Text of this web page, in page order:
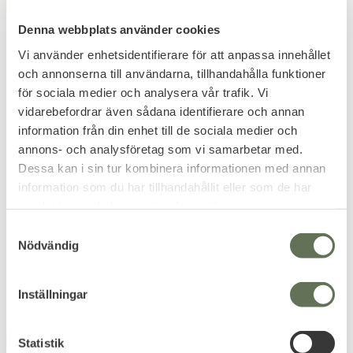
Denna webbplats använder cookies
Vi använder enhetsidentifierare för att anpassa innehållet
och annonserna till användarna, tillhandahålla funktioner
för sociala medier och analysera vår trafik. Vi
vidarebefordrar även sådana identifierare och annan
information från din enhet till de sociala medier och
annons- och analysföretag som vi samarbetar med.
Dessa kan i sin tur kombinera informationen med annan
information som du har tillhandahållit eller som de har
Nödvändig
Inställningar
Statistik
Add to favorites
ASG Degreasing Spray
Ultrair Airsoft
63KR
Add to favorites
ASG Ultraair High
Grade Lub Smörjmedel
metalldelar.
FAVORITE